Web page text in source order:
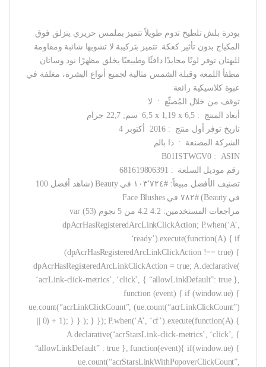
بودرة بلش تلطيخ تدوم طويلاً تتميز بملمس حريري ينزلق فوق
المكياج بدون تأثير كعكة. تتميز بتركيبة لا تشوبها شائبة ومقاومة
للبهتان توفر لونًا محايدًا دافئًا وطبيعيًا يخلق مظهرًا نود وساتان
مطفأ اللمعة وقبلة الشمس مثالية لجميع أنواع البشرة، مغلفة في
عبوة كلاسيكية رائعة
توقف من خلال المُصنِّع ‏ : ‎ لا
أبعاد المنتج ‏ : ‎ 6,5 x 1,19 x 6,5 سم; 22,7 جرام
تاريخ توفر أول منتج ‏ : ‎ 2016 أكتوبر 4
الشركة المصنعة ‏ : ‎ ذا بالم
ASIN ‏ : ‎ B01ISTWGV0
رقم موديل السلعة ‏ : ‎ 681619806391
تصنيف الأفضل مبيعاً: #١٠٣٬٧٢٤ في Beauty (شاهد أفضل 100
في Beauty) #٧٨٢ في Face Blushes
مراجعات المستخدمين: 4.2 4.2 من 5 نجوم (53) var
dpAcrHasRegisteredArcLinkClickAction; P.when(‘A’,
‘ready’).execute(function(A) { if
(dpAcrHasRegisteredArcLinkClickAction !== true) {
dpAcrHasRegisteredArcLinkClickAction = true; A.declarative(
‘acrLink-click-metrics’, ‘click’, { “allowLinkDefault”: true },
function (event) { if (window.ue) {
ue.count(“acrLinkClickCount”, (ue.count(“acrLinkClickCount”)
|| 0) + 1); } } ); } }); P.when(‘A’, ‘cf’).execute(function(A) {
A.declarative(‘acrStarsLink-click-metrics’, ‘click’, {
“allowLinkDefault” : true }, function(event){ if(window.ue) {
ue.count(“acrStarsLinkWithPopoverClickCount”,